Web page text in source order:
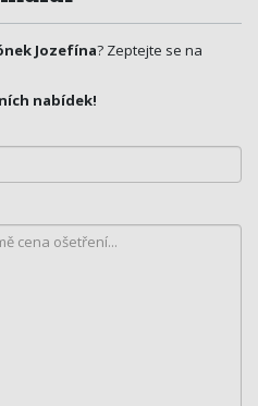
Jozefína? Zeptejte se na
nabídek!